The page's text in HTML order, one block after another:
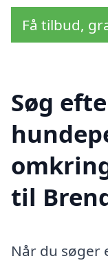
Få tilbud,
Søg
til
Når du søger